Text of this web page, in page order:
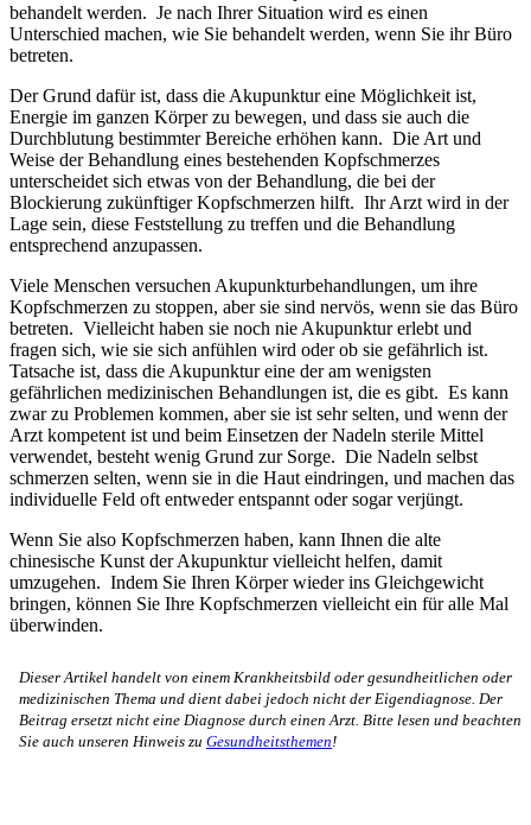
behandelt werden. Je nach Ihrer Situation wird es einen
Unterschied machen, wie Sie behandelt werden, wenn Sie ihr Büro
betreten.
Der Grund dafür ist, dass die Akupunktur eine Möglichkeit ist,
Energie im ganzen Körper zu bewegen, und dass sie auch die
Durchblutung bestimmter Bereiche erhöhen kann. Die Art und
Weise der Behandlung eines bestehenden Kopfschmerzes
unterscheidet sich etwas von der Behandlung, die bei der
Blockierung zukünftiger Kopfschmerzen hilft. Ihr Arzt wird in der
Lage sein, diese Feststellung zu treffen und die Behandlung
entsprechend anzupassen.
Viele Menschen versuchen Akupunkturbehandlungen, um ihre
Kopfschmerzen zu stoppen, aber sie sind nervös, wenn sie das Büro
betreten. Vielleicht haben sie noch nie Akupunktur erlebt und
fragen sich, wie sie sich anfühlen wird oder ob sie gefährlich ist.
Tatsache ist, dass die Akupunktur eine der am wenigsten
gefährlichen medizinischen Behandlungen ist, die es gibt. Es kann
zwar zu Problemen kommen, aber sie ist sehr selten, und wenn der
Arzt kompetent ist und beim Einsetzen der Nadeln sterile Mittel
verwendet, besteht wenig Grund zur Sorge. Die Nadeln selbst
schmerzen selten, wenn sie in die Haut eindringen, und machen das
individuelle Feld oft entweder entspannt oder sogar verjüngt.
Wenn Sie also Kopfschmerzen haben, kann Ihnen die alte
chinesische Kunst der Akupunktur vielleicht helfen, damit
umzugehen. Indem Sie Ihren Körper wieder ins Gleichgewicht
bringen, können Sie Ihre Kopfschmerzen vielleicht ein für alle Mal
überwinden.
Dieser Artikel handelt von einem Krankheitsbild oder gesundheitlichen oder
medizinischen Thema und dient dabei jedoch nicht der Eigendiagnose. Der
Beitrag ersetzt nicht eine Diagnose durch einen Arzt. Bitte lesen und beachten
Sie auch unseren Hinweis zu Gesundheitsthemen!